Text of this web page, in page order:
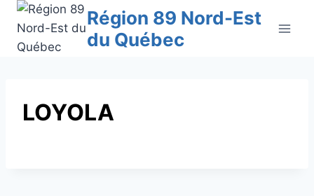
Aller
contenu
Région 89 Nord-Est
du Québec
LOYOLA